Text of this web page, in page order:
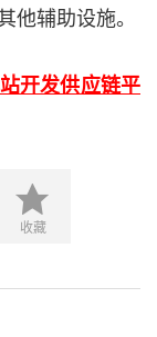
他辅助设施。
开发供应链平
收藏